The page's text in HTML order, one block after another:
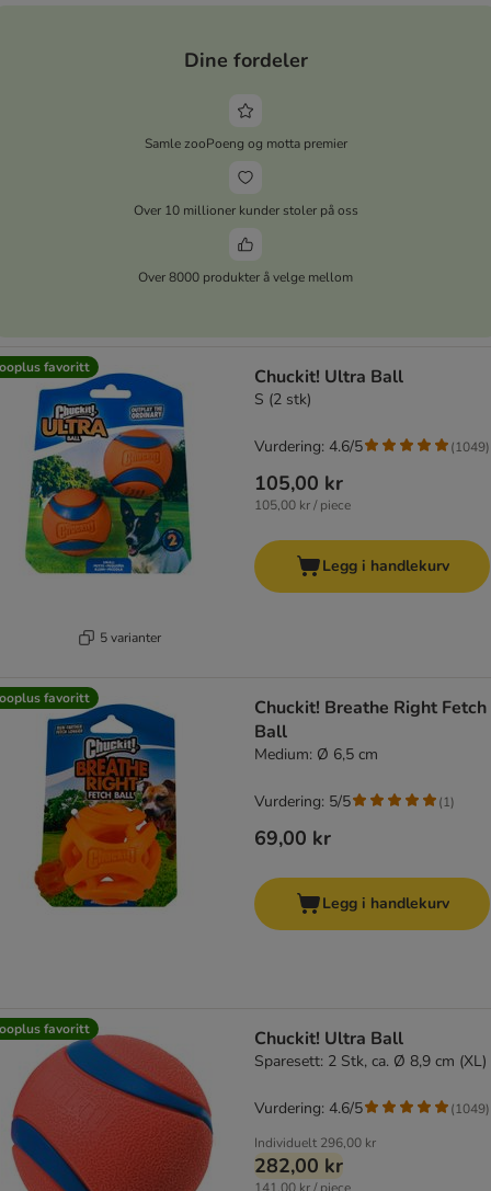
Dine fordeler
Samle zooPoeng og motta premier
Over 10 millioner kunder stoler på oss
Over 8000 produkter å velge mellom
favoritt
5 varianter
Chuckit! Ultra Ball
S (2 stk)
105,00 kr
105,00 kr / piece
Vurdering: 4.6/5 (1049)
Legg i handlekurv
favoritt
Chuckit! Breathe Right Fetch
Ball
Medium: Ø 6,5 cm
69,00 kr
Vurdering: 5/5 (1)
Legg i handlekurv
favoritt Chuckit! Ultra Ball
Sparesett: 2 Stk, ca. Ø 8,9 cm (XL)
Individuelt 296,00 kr
282,00 kr
Vurdering: 4.6/5 (1049)